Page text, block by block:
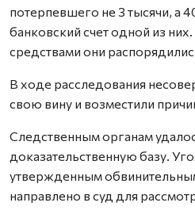
потерпевшего не 3 тысячи, а
банковский счет одной из
средствами они
В ходе расследования
свою вину и возместили
Следственным органам
доказательственную базу.
утвержденным
направлено в суд для